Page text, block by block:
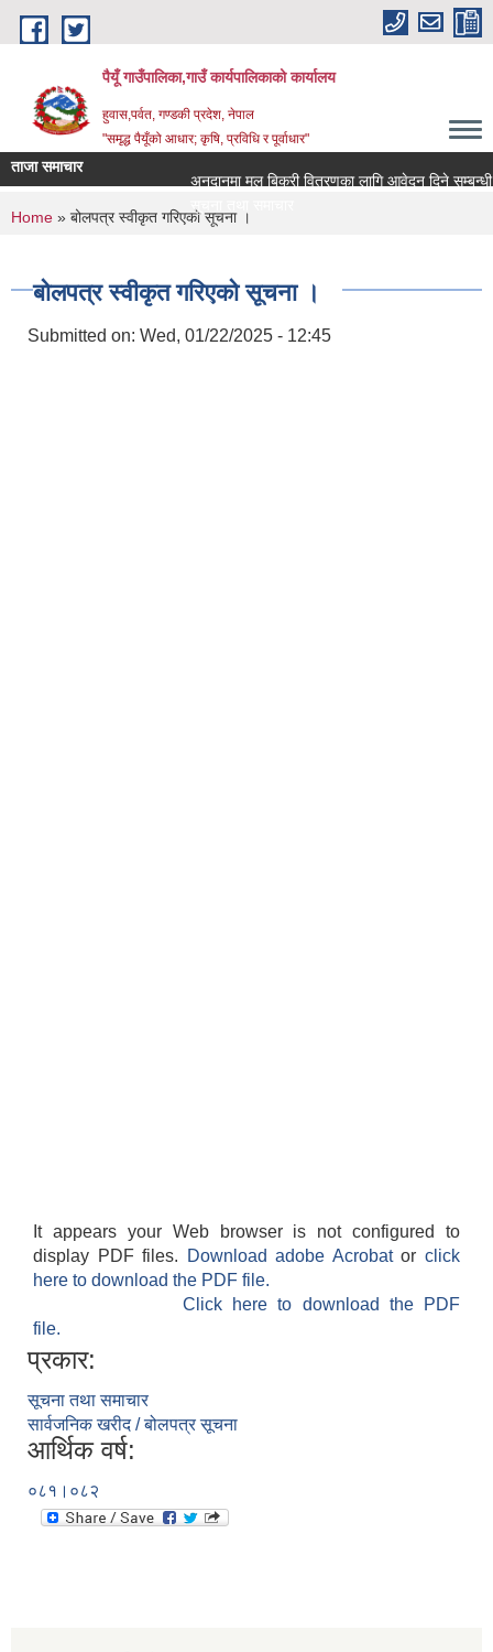
Skip to main content
पैयूँ गाउँपालिका,गाउँ कार्यपालिकाको कार्यालय
हुवास,पर्वत, गण्डकी प्रदेश, नेपाल
"समृद्ध पैयूँको आधार; कृषि, प्रविधि र पूर्वाधार"
ताजा समाचार
अनुदानमा मल बिक्री वितरणका लागि आवेदन दिने सम्बन्धी
सूचना तथा समाचार
You are here
Home » बोलपत्र स्वीकृत गरिएको सूचना ।
बोलपत्र स्वीकृत गरिएको सूचना ।
Submitted on: Wed, 01/22/2025 - 12:45
It appears your Web browser is not configured to
display PDF files.
Download adobe Acrobatorclick
here to download the PDF file.
Click here to download the PDF
file.
प्रकार:
सूचना तथा समाचार
सार्वजनिक खरीद / बोलपत्र सूचना
आर्थिक वर्ष:
०८१।०८२